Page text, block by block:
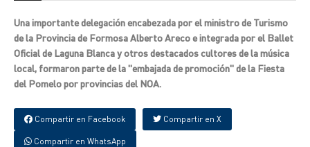
Una importante delegación encabezada por el ministro de Turismo
de la Provincia de Formosa Alberto Areco e integrada por el Ballet
Oficial de Laguna Blanca y otros destacados cultores de la música
local, formaron parte de la "embajada de promoción" de la Fiesta
del Pomelo por provincias del NOA.
Compartir en Facebook Compartir en X
Compartir en WhatsApp